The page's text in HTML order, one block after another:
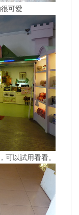
可愛
以試用看看。